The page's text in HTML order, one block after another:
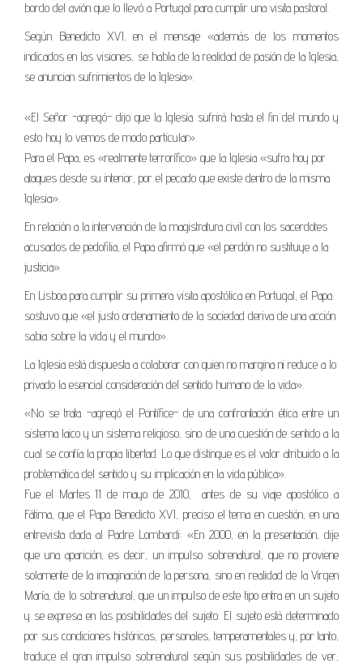
bordo del avión que lo llevó a Portugal para cumplir una visita pastoral.
Según Benedicto XVI, en el mensaje «además de los momentos
indicados en las visiones, se habla de la realidad de pasión de la Iglesia,
se anuncian sufrimientos de la Iglesia».
«El Señor -agregó- dijo que la Iglesia sufrirá hasta el fin del mundo y
esto hoy lo vemos de modo particular».
Para el Papa, es «realmente terrorífico» que la Iglesia «sufra hoy por
ataques desde su interior, por el pecado que existe dentro de la misma
Iglesia».
En relación a la intervención de la magistratura civil con los sacerdotes
acusados de pedofilia, el Papa afirmó que «el perdón no sustituye a la
justicia».
En Lisboa para cumplir su primera visita apostólica en Portugal, el Papa
sostuvo que «el justo ordenamiento de la sociedad deriva de una acción
sabia sobre la vida y el mundo».
La Iglesia está dispuesta a colaborar con quien no margina ni reduce a lo
privado la esencial consideración del sentido humano de la vida».
«No se trata -agregó el Pontífice- de una confrontación ética entre un
sistema laico y un sistema religioso, sino de una cuestión de sentido a la
cual se confía la propia libertad. Lo que distingue es el valor atribuido a la
problemática del sentido y su implicación en la vida pública».
Fue el Martes 11 de mayo de 2010,
antes de su viaje apostólico a
Fátima, que el Papa Benedicto XVI, preciso el tema en cuestión, en una
entrevista dada al Padre Lombardi: «En 2000, en la presentación, dije
que una aparición, es decir, un impulso sobrenatural, que no proviene
solamente de la imaginación de la persona, sino en realidad de la Virgen
María, de lo sobrenatural, que un impulso de este tipo entra en un sujeto
y se expresa en las posibilidades del sujeto. El sujeto está determinado
por sus condiciones históricas, personales, temperamentales y, por tanto,
traduce el gran impulso sobrenatural según sus posibilidades de ver,